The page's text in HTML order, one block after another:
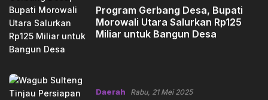
Program Gerbang Desa, Bupati
Morowali Utara Salurkan Rp125
Miliar untuk Bangun Desa
Daerah Rabu, 21 Mei 2025